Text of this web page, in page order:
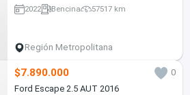
2022 Bencina 57517 km
Región Metropolitana
$7.890.000
0
Ford Escape 2.5 AUT 2016